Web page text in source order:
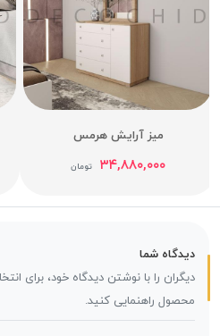
میز آرایش هرمس
۳۴,۸۸۰,۰۰۰ تومان
دیدگاه شما
دیگران را با نوشتن دیدگاه خود، برای
محصول راهنمایی کنید.